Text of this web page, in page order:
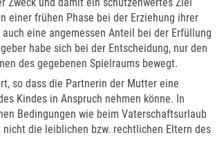
einer frühen Phase bei der Erziehung ihrer
eine angemessen Anteil bei der Erfüllung
habe sich bei der Entscheidung, nur den
des gegebenen Spielraums bewegt.
so dass die Partnerin der Mutter eine
Kindes in Anspruch nehmen könne. In
Bedingungen wie beim Vaterschaftsurlaub
die leiblichen bzw. rechtlichen Eltern des